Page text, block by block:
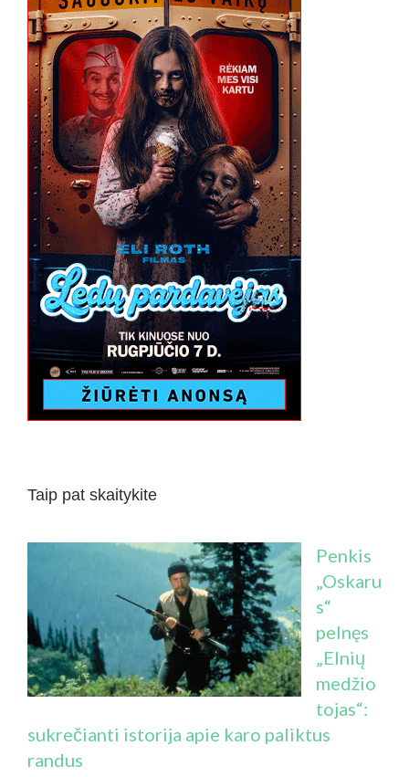
Taip pat skaitykite
Penkis
„Oskaru
s“
pelnęs
„Elnių
medžio
tojas“:
sukrečianti istorija apie karo paliktus
randus